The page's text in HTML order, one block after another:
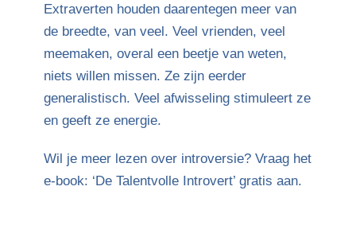
Extraverten houden daarentegen meer van
de breedte, van veel. Veel vrienden, veel
meemaken, overal een beetje van weten,
niets willen missen. Ze zijn eerder
generalistisch. Veel afwisseling stimuleert ze
en geeft ze energie.
Wil je meer lezen over introversie? Vraag het
e-book: ‘De Talentvolle Introvert’ gratis aan.